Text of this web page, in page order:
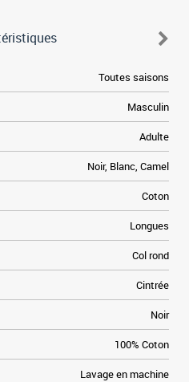
Toutes saisons
Masculin
Adulte
Noir, Blanc, Camel
Coton
Longues
Col rond
Cintrée
Noir
100% Coton
Lavage en machine